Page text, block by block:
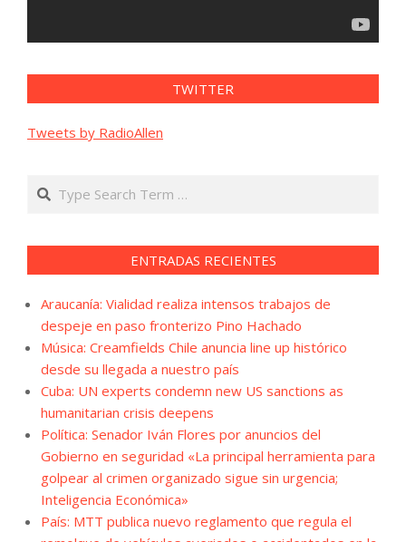
TWITTER
Tweets by RadioAllen
Search
ENTRADAS RECIENTES
Araucanía: Vialidad realiza intensos trabajos de
despeje en paso fronterizo Pino Hachado
Música: Creamfields Chile anuncia line up histórico
desde su llegada a nuestro país
Cuba: UN experts condemn new US sanctions as
humanitarian crisis deepens
Política: Senador Iván Flores por anuncios del
Gobierno en seguridad «La principal herramienta para
golpear al crimen organizado sigue sin urgencia;
Inteligencia Económica»
País: MTT publica nuevo reglamento que regula el